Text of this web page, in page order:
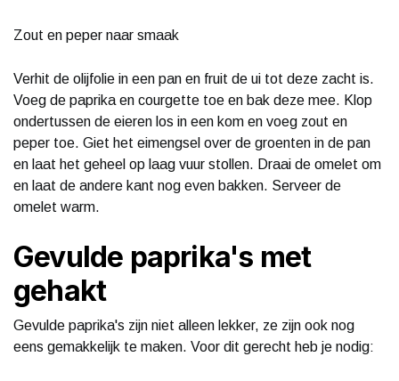
Zout en peper naar smaak
Verhit de olijfolie in een pan en fruit de ui tot deze zacht is.
Voeg de paprika en courgette toe en bak deze mee. Klop
ondertussen de eieren los in een kom en voeg zout en
peper toe. Giet het eimengsel over de groenten in de pan
en laat het geheel op laag vuur stollen. Draai de omelet om
en laat de andere kant nog even bakken. Serveer de
omelet warm.
Gevulde paprika's met
gehakt
Gevulde paprika's zijn niet alleen lekker, ze zijn ook nog
eens gemakkelijk te maken. Voor dit gerecht heb je nodig: